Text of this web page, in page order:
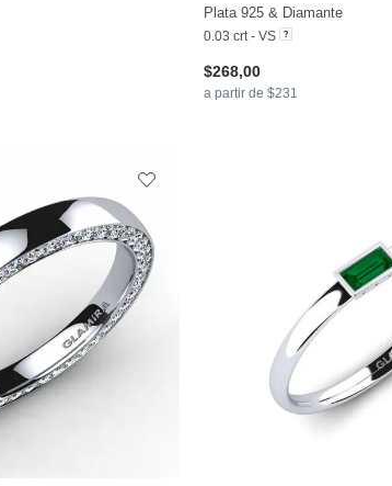
Plata 925 & Diamante
0.03 crt - VS
$268,00
a partir de $231